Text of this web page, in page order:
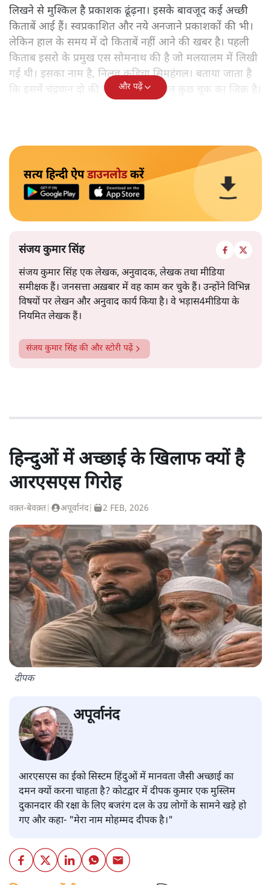
लिखने से मुश्किल है प्रकाशक ढूंढ़ना। इसके बावजूद कई अच्छी
किताबें आई हैं। स्वप्रकाशित और नये अनजाने प्रकाशकों की भी।
लेकिन हाल के समय में दो किताबें नहीं आने की खबर है। पहली
किताब इसरो के प्रमुख एस सोमनाथ की है जो मलयालम में लिखी
गई थी। इसका नाम है, निलवु कुडिचा सिमहंगल। बताया जाता है
कि इसमें चंद्रयान दो की नाकामी से संबंधित कुछ चूक का जिक्र है।
और पढ़ें
सत्य हिन्दी ऐपडाउनलोडकरें
संजय कुमार सिंह
संजय कुमार सिंह एक लेखक, अनुवादक, लेखक तथा मीडिया
समीक्षक हैं। जनसत्ता अख़बार में वह काम कर चुके हैं। उन्होंने विभिन्न
विषयों पर लेखन और अनुवाद कार्य किया है। वे भड़ास4मीडिया के
नियमित लेखक हैं।
संजय कुमार सिंहकी और स्टोरी पढ़ें
हिन्दुओं में अच्छाई के खिलाफ क्यों है
आरएसएस गिरोह
वक़्त-बेवक़्त अपूर्वानंद| 2 FEB, 2026
दीपक
अपूर्वानंद
आरएसएस का ईको सिस्टम हिंदुओं में मानवता जैसी अच्छाई का
दमन क्यों करना चाहता है? कोटद्वार में दीपक कुमार एक मुस्लिम
दुकानदार की रक्षा के लिए बजरंग दल के उग्र लोगों के सामने खड़े हो
गए और कहा- "मेरा नाम मोहम्मद दीपक है।"